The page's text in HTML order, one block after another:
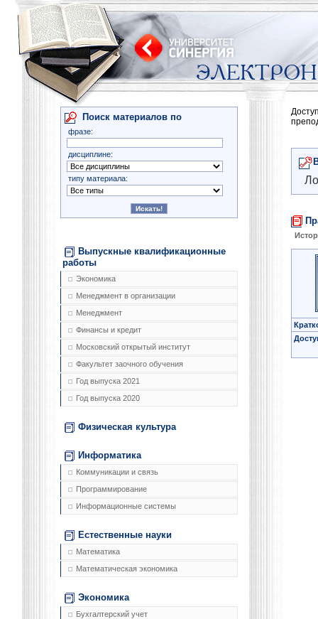
Поиск материалов по
фразе:
дисциплине:
типу материала:
Выпускные квалификационные
работы
Экономика
Менеджмент в организации
Менеджмент
Финансы и кредит
Московский открытый институт
Факультет заочного обучения
Год выпуска 2021
Год выпуска 2020
Физическая культура
Информатика
Коммуникации и связь
Программирование
Информационные системы
Естественные науки
Математика
Математическая экономика
Экономика
Бухгалтерский учет